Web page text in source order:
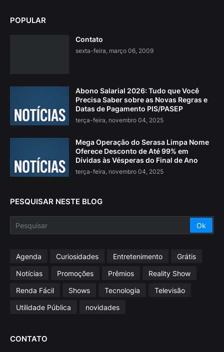
POPULAR
Contato
sexta-feira, março 06, 2009
Abono Salarial 2026: Tudo que Você
Precisa Saber sobre as Novas Regras e
Datas de Pagamento PIS/PASEP
terça-feira, novembro 04, 2025
Mega Operação do Serasa Limpa Nome
Oferece Desconto de Até 99% em
Dívidas às Vésperas do Final de Ano
terça-feira, novembro 04, 2025
PESQUISAR NESTE BLOG
Agenda Curiosidades Entretenimento
Grátis
Notícias
Promoções Prêmios
Reality Show
Renda Fácil
Shows Tecnologia
Televisão
Utilidade Pública
novidades
CONTATO